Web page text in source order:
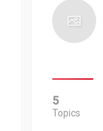
5
Topics